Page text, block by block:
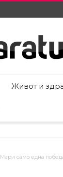
Живот и
Мари само една